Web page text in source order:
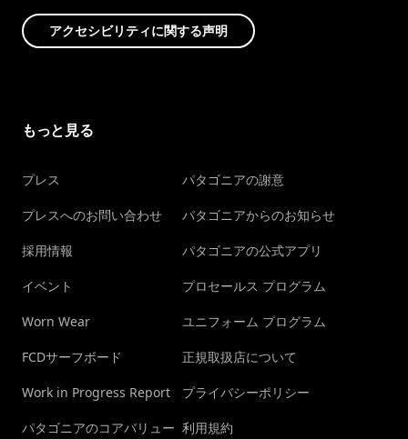
アクセシビリティに関する声明
もっと見る
プレス
プレスへのお問い合わせ
採用情報
イベント
Worn Wear
FCDサーフボード
Work in Progress Report
パタゴニアのコアバリュー
パタゴニアの謝意
パタゴニアからのお知らせ
パタゴニアの公式アプリ
プロセールス プログラム
ユニフォーム プログラム
正規取扱店について
プライバシーポリシー
利用規約